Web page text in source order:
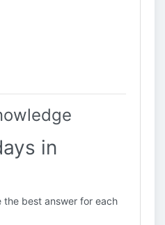
in
the best answer for each